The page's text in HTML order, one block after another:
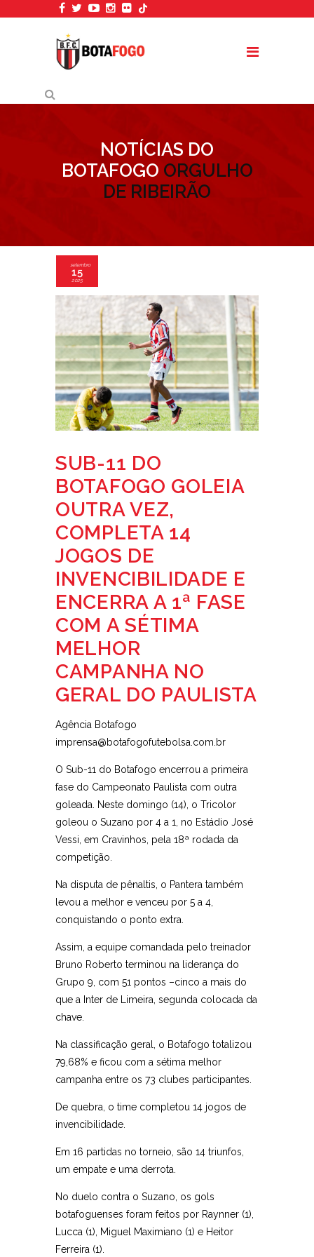
NOTÍCIAS DO
BOTAFOGO ORGULHO
DE RIBEIRÃO
setembro
15
2025
SUB-11 DO
BOTAFOGO GOLEIA
OUTRA VEZ,
COMPLETA 14
JOGOS DE
INVENCIBILIDADE E
ENCERRA A 1ª FASE
COM A SÉTIMA
MELHOR
CAMPANHA NO
GERAL DO PAULISTA
Agência Botafogo
imprensa@botafogofutebolsa.com.br
O Sub-11 do Botafogo encerrou a primeira
fase do Campeonato Paulista com outra
goleada. Neste domingo (14), o Tricolor
goleou o Suzano por 4 a 1, no Estádio José
Vessi, em Cravinhos, pela 18ª rodada da
competição.
Na disputa de pênaltis, o Pantera também
levou a melhor e venceu por 5 a 4,
conquistando o ponto extra.
Assim, a equipe comandada pelo treinador
Bruno Roberto terminou na liderança do
Grupo 9, com 51 pontos –cinco a mais do
que a Inter de Limeira, segunda colocada da
chave.
Na classificação geral, o Botafogo totalizou
79,68% e ficou com a sétima melhor
campanha entre os 73 clubes participantes.
De quebra, o time completou 14 jogos de
invencibilidade.
Em 16 partidas no torneio, são 14 triunfos,
um empate e uma derrota.
No duelo contra o Suzano, os gols
botafoguenses foram feitos por Raynner (1),
Lucca (1), Miguel Maximiano (1) e Heitor
Ferreira (1).